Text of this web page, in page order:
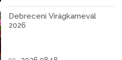
Debreceni Virágkarnevál
2026